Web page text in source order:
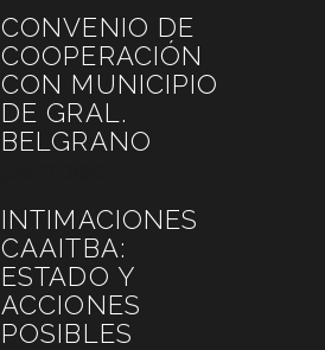
CONVENIO DE
COOPERACIÓN
CON MUNICIPIO
DE GRAL.
BELGRANO
INTIMACIONES
CAAITBA:
ESTADO Y
ACCIONES
POSIBLES